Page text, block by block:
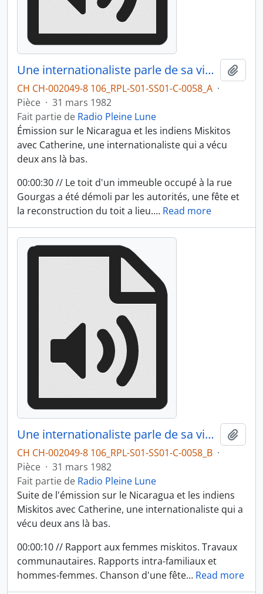
Une internationaliste parle de sa vie chez les Miskitos du Nicaragua
CH CH-002049-8 106_RPL-S01-SS01-C-0058_A ·
Pièce · 31 mars 1982
Fait partie de Radio Pleine Lune
Émission sur le Nicaragua et les indiens Miskitos
avec Catherine, une internationaliste qui a vécu
deux ans là bas.
00:00:30 // Le toit d'un immeuble occupé à la rue
Gourgas a été démoli par les autorités, une fête et
la reconstruction du toit a lieu.… Read more
Une internationaliste parle de sa vie chez les Miskitos du Nicaragua
CH CH-002049-8 106_RPL-S01-SS01-C-0058_B ·
Pièce · 31 mars 1982
Fait partie de Radio Pleine Lune
Suite de l'émission sur le Nicaragua et les indiens
Miskitos avec Catherine, une internationaliste qui a
vécu deux ans là bas.
00:00:10 // Rapport aux femmes miskitos. Travaux
communautaires. Rapports intra-familiaux et
hommes-femmes. Chanson d'une fête… Read more